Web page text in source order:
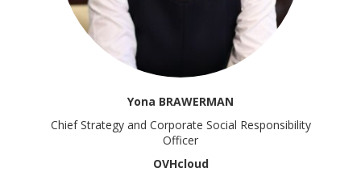
Yona BRAWERMAN
Chief Strategy and Corporate Social Responsibility
Officer
OVHcloud